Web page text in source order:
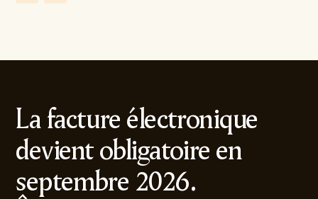
La facture électronique
devient obligatoire en
septembre 2026.